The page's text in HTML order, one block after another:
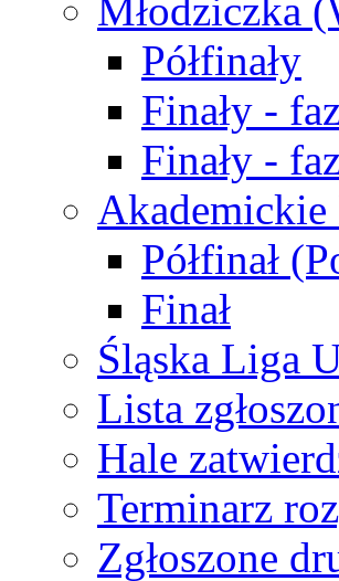
Młodziczka
Półfinały
Finały -
Finały -
Półfinał
Finał
Śląska Liga
Lista
Hale
Terminarz
Zgłoszone